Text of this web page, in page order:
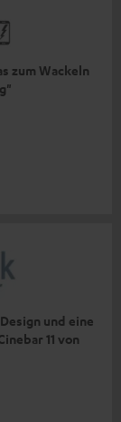
zum Wackeln
und eine
11 von